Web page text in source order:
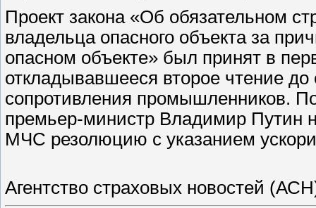
Проект закона «Об обязательном
владельца опасного объекта за
опасном объекте» был принят в
откладывавшееся второе чтение до
сопротивления промышленников.
премьер-министр Владимир Путин
МЧС резолюцию с указанием
Агентство страховых новостей